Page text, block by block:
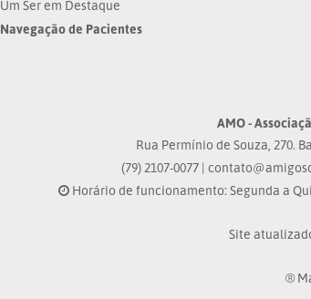
Um Ser em Destaque
Navegação de Pacientes
AMO -
Rua Permínio de Souza, 270.
(79) 2107-0077 |
Horário de funcionamento: Segunda a
Site
®